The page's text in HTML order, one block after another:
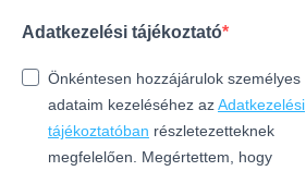
Adatkezelési tájékoztató
Önkéntesen hozzájárulok személyes
adataim kezeléséhez azAdatkezelési
tájékoztatóban részletezetteknek
megfelelően. Megértettem, hogy